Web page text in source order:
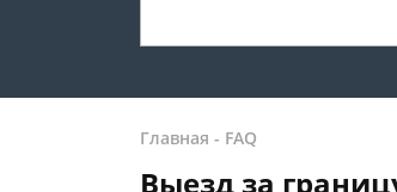
Главная - FAQ
Выезд за